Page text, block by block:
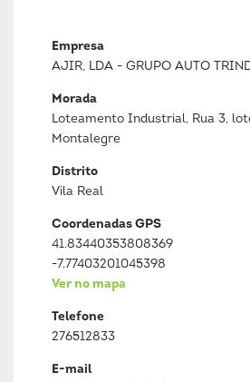
Empresa
AJIR, LDA - GRUPO AUTO
Morada
Loteamento Industrial, Rua 3,
Montalegre
Distrito
Vila Real
Coordenadas GPS
41.83440353808369
-7.77403201045398
Ver no mapa
Telefone
276512833
E-mail